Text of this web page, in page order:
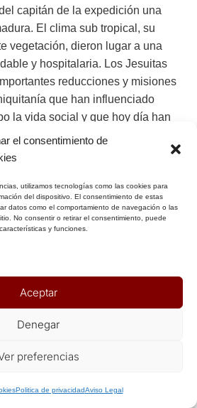
el consentimiento de
utilizamos tecnologías como las cookies para
del dispositivo. El consentimiento de estas
datos como el comportamiento de navegación o las
No consentir o retirar el consentimiento, puede
y funciones.
Aceptar
Denegar
preferencias
Politica de privacidadAviso Legal
capitán de la expedición una
El clima sub tropical, su
vegetación, dieron lugar a una
y hospitalaria. Los Jesuitas
reducciones y misiones
que han influenciado
la vida social y que hoy día han
de la Humanidad por la
con el descubrimiento de una
economía tanto en hidrocarburos
grandes escalas con cultivos de
soja, algodón, sorgo, arroz y
del País y su centro
mezcla la parte colonial de la
pero ha guardado su
y vida exuberante. Santa
de entrada de las líneas
parte del continente por su